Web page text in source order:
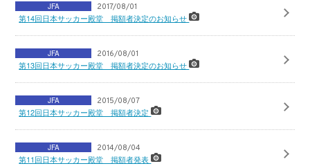
JFA 2017/08/01
第14回日本サッカー殿堂 掲額者決定のお知らせ
JFA 2016/08/01
第13回日本サッカー殿堂 掲額者決定のお知らせ
JFA 2015/08/07
第12回日本サッカー殿堂 掲額者決定
JFA 2014/08/04
第11回日本サッカー殿堂 掲額者発表